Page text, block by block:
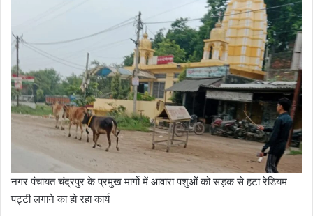
नगर पंचायत चंद्रपुर के प्रमुख मार्गो में आवारा पशुओं को सड़क से हटा रेडियम
पट्टी लगाने का हो रहा कार्य